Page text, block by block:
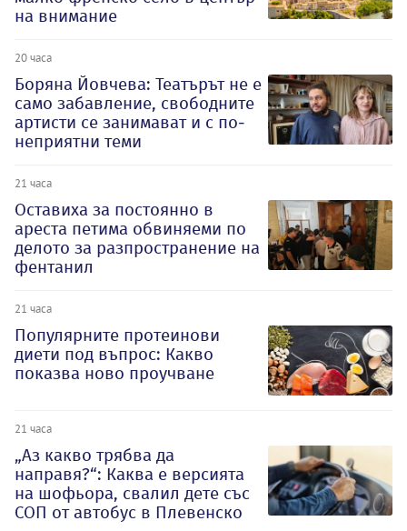
на внимание
20 часа
Боряна Йовчева: Театърът не е
само забавление, свободните
артисти се занимават и с по-
неприятни теми
21 часа
Оставиха за постоянно в
ареста петима обвиняеми по
делото за разпространение на
фентанил
21 часа
Популярните протеинови
диети под въпрос: Какво
показва ново проучване
21 часа
„Аз какво трябва да
направя?“: Каква е версията
на шофьора, свалил дете със
СОП от автобус в Плевенско